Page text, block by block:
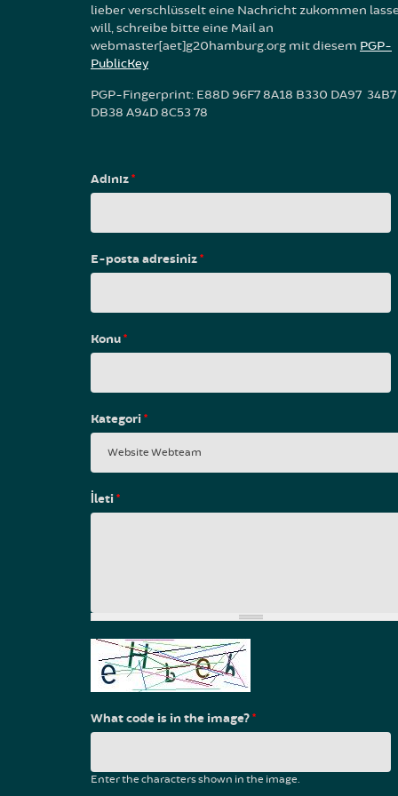
lieber verschlüsselt eine Nachricht zukommen
will, schreibe bitte eine Mail an
webmaster[aet]g20hamburg.org mit diesem PGP-
PublicKey
PGP-Fingerprint: E88D 96F7 8A18 B330 DA97 34B7
DB38 A94D 8C53 78
Adınız*
E-posta adresiniz*
Konu*
Kategori*
İleti*
What code is in the image?*
Enter the characters shown in the image.